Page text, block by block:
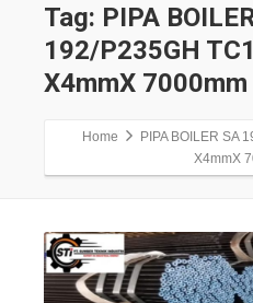
Tag: PIPA
192/P235GH
X4mmX 7000mm
Home
PIPA BOILER SA
X4mmX